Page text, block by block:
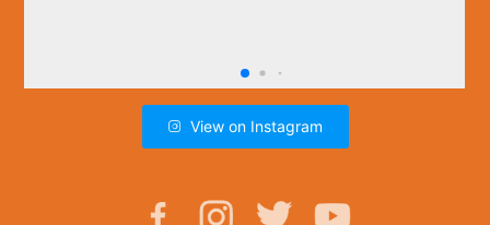
View on Instagram